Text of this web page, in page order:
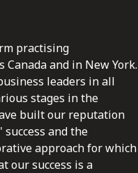
practising
and in New York.
leaders in all
stages in the
built our reputation
and the
approach for which
our success is a